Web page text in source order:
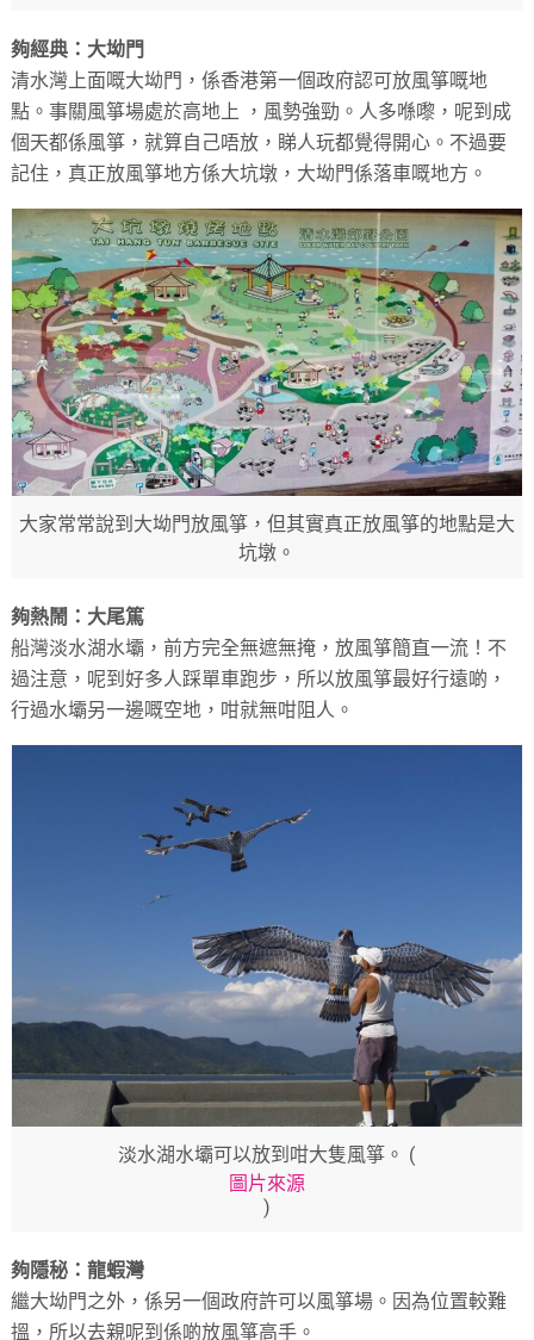
夠經典：大坳門
清水灣上面嘅大坳門，係香港第一個政府認可放風箏嘅地
點。事關風箏場處於高地上 ，風勢強勁。人多喺嚟，呢到成
個天都係風箏，就算自己唔放，睇人玩都覺得開心。不過要
記住，真正放風箏地方係大坑墩，大坳門係落車嘅地方。
大家常常說到大坳門放風箏，但其實真正放風箏的地點是大
坑墩。
夠熱鬧：大尾篤
船灣淡水湖水壩，前方完全無遮無掩，放風箏簡直一流！不
過注意，呢到好多人踩單車跑步，所以放風箏最好行遠啲，
行過水壩另一邊嘅空地，咁就無咁阻人。
淡水湖水壩可以放到咁大隻風箏。 (
圖片來源
)
夠隱秘：龍蝦灣
繼大坳門之外，係另一個政府許可以風箏場。因為位置較難
搵，所以去親呢到係啲放風箏高手。